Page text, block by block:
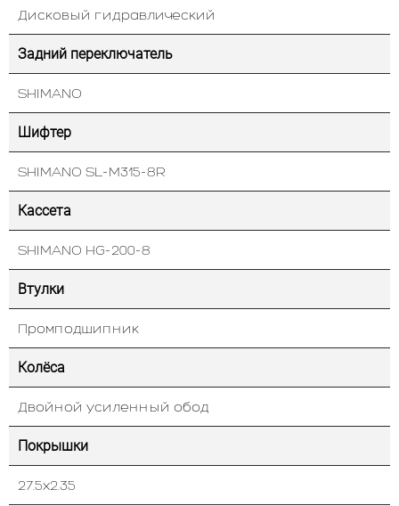
Дисковый гидравлический
Задний переключатель
SHIMANO
Шифтер
SHIMANO SL-M315-8R
Кассета
SHIMANO HG-200-8
Втулки
Промподшипник
Колёса
Двойной усиленный обод
Покрышки
27.5х2.35